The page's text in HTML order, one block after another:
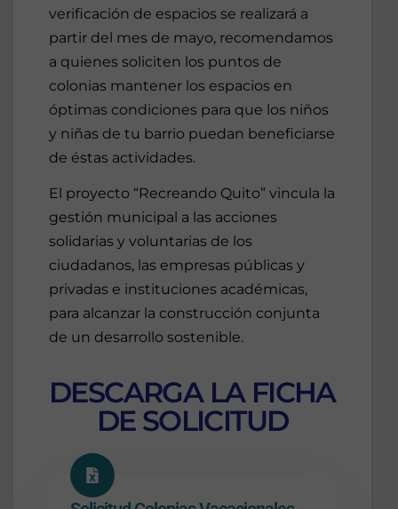
verificación de espacios se realizará a
partir del mes de mayo, recomendamos
a quienes soliciten los puntos de
colonias mantener los espacios en
óptimas condiciones para que los niños
y niñas de tu barrio puedan beneficiarse
de éstas actividades.
El proyecto “Recreando Quito” vincula la
gestión municipal a las acciones
solidarias y voluntarias de los
ciudadanos, las empresas públicas y
privadas e instituciones académicas,
para alcanzar la construcción conjunta
de un desarrollo sostenible.
DESCARGA LA FICHA
DE SOLICITUD